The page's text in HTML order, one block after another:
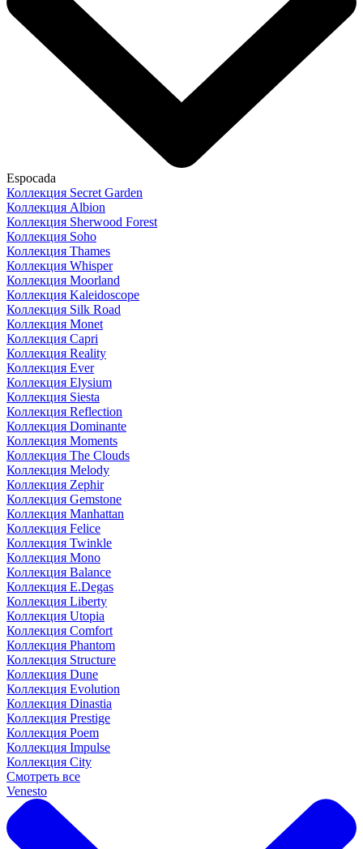
Espocada
Коллекция Secret Garden
Коллекция Albion
Коллекция Sherwood Forest
Коллекция Soho
Коллекция Thames
Коллекция Whisper
Коллекция Moorland
Коллекция Kaleidoscope
Коллекция Silk Road
Коллекция Monet
Коллекция Capri
Коллекция Reality
Коллекция Ever
Коллекция Elysium
Коллекция Siesta
Коллекция Reflection
Коллекция Dominante
Коллекция Moments
Коллекция The Clouds
Коллекция Melody
Коллекция Zephir
Коллекция Gemstone
Коллекция Manhattan
Коллекция Felice
Коллекция Twinkle
Коллекция Mono
Коллекция Balance
Коллекция E.Degas
Коллекция Liberty
Коллекция Utopia
Коллекция Comfort
Коллекция Phantom
Коллекция Structure
Коллекция Dune
Коллекция Evolution
Коллекция Dinastia
Коллекция Prestige
Коллекция Poem
Коллекция Impulse
Коллекция City
Смотреть все
Venesto